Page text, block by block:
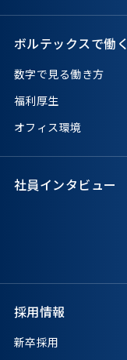
ボルテックスで働く
数字で見る働き方
福利厚生
オフィス環境
社員インタビュー
採用情報
新卒採用